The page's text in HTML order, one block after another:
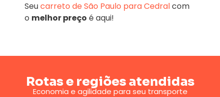
Seucarreto de São Paulo para Cedralcom
o melhor preço é aqui!
Rotas e regiões atendidas
Economia e agilidade para seu transporte